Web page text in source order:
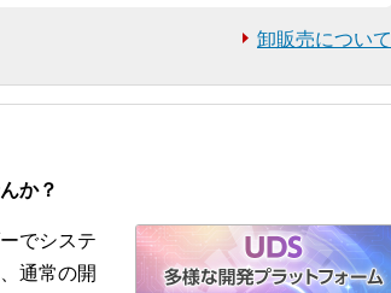
卸販売について
か？
でシステ
通常の開